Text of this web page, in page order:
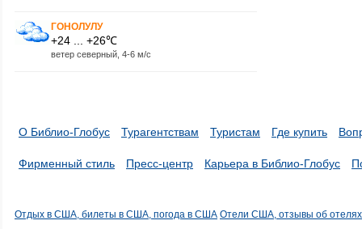
ГОНОЛУЛУ
+24 ... +26℃
ветер северный, 4-6 м/с
О Библио-Глобус Турагентствам Туристам Где купить
Фирменный стиль Пресс-центр Карьера в Библио-Глобус
Отдых в США, билеты в США, погода в США Отели США, отзывы об